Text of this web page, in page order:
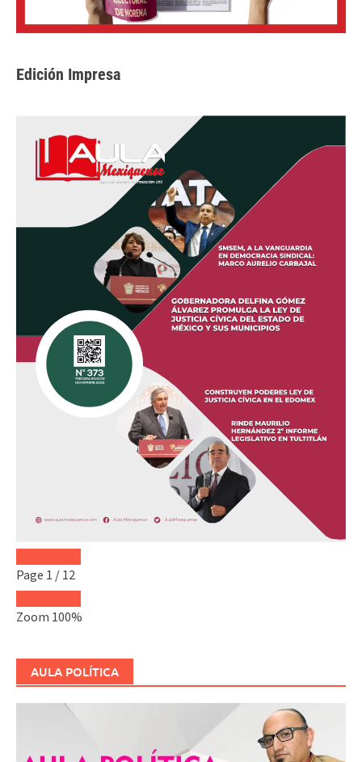
Edición Impresa
Page 1 / 12
Zoom 100%
AULA POLÍTICA